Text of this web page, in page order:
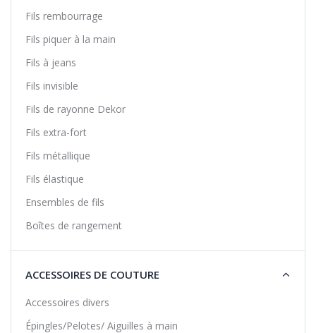
Fils rembourrage
Fils piquer à la main
Fils à jeans
Fils invisible
Fils de rayonne Dekor
Fils extra-fort
Fils métallique
Fils élastique
Ensembles de fils
Boîtes de rangement
ACCESSOIRES DE COUTURE
Accessoires divers
Épingles/Pelotes/ Aiguilles à main